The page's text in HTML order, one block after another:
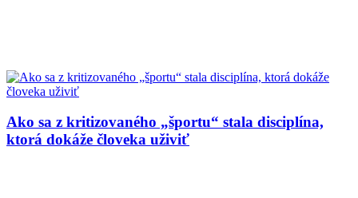
Ako sa z kritizovaného „športu“ stala disciplína,
ktorá dokáže človeka uživiť